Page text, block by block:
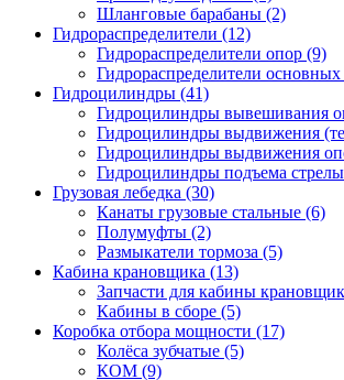
Шланговые барабаны (2)
Гидрораспределители (12)
Гидрораспределители опор (9)
Гидрораспределители
Гидроцилиндры (41)
Гидроцилиндры вывешивания
Гидроцилиндры выдвижения
Гидроцилиндры выдвижения
Гидроцилиндры подъема стрелы
Грузовая лебедка (30)
Канаты грузовые стальные (6)
Полумуфты (2)
Размыкатели тормоза (5)
Кабина крановщика (13)
Запчасти для кабины
Кабины в сборе (5)
Коробка отбора мощности (17)
Колёса зубчатые (5)
КОМ (9)